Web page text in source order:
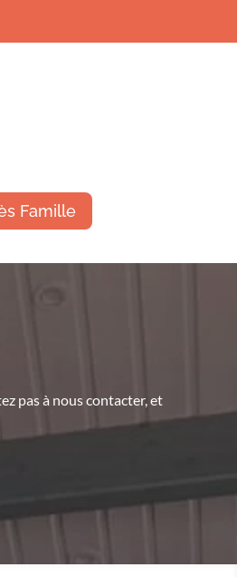
Famille
pas à nous contacter, et